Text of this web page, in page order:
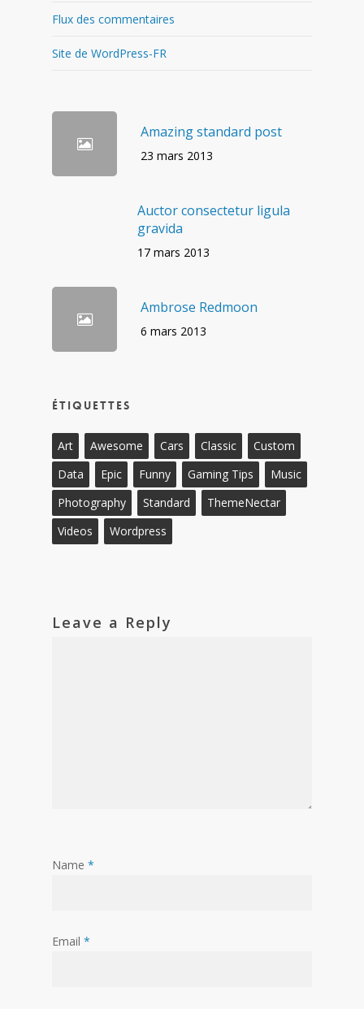
Flux des commentaires
Site de WordPress-FR
Amazing standard post
23 mars 2013
Auctor consectetur ligula
gravida
17 mars 2013
Ambrose Redmoon
6 mars 2013
Étiquettes
Art Awesome Cars Classic
Custom
Data
Epic Funny Gaming Tips
Music
Photography
Standard
ThemeNectar
Videos
Wordpress
Leave a Reply
Name *
Email *